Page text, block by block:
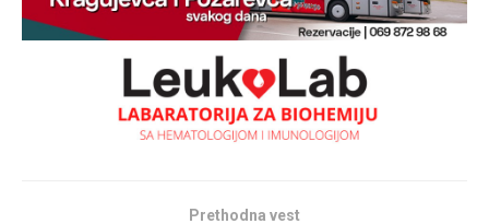
Prethodna vest